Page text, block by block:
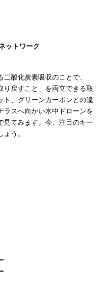
ットワーク
酸化炭素吸収のことで、
り戻すこと」を両立できる取
ト、グリーンカーボンとの違
ラスへ向かい水中ドローンを
見てみます。今、注目のキー
う。